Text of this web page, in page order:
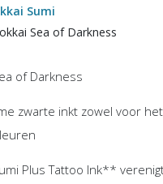
Sumi
Sea of Darkness
of Darkness
zwarte inkt zowel voor
Plus Tattoo Ink**